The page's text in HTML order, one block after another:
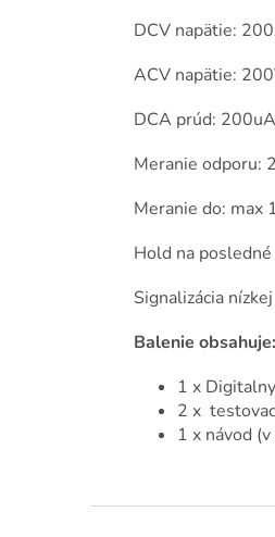
DCV napätie:
ACV napätie:
DCA prúd:
Meranie
Meranie do: max
Hold na
Signalizácia
Balenie obsahuje:
1 x
2 x
1 x návod